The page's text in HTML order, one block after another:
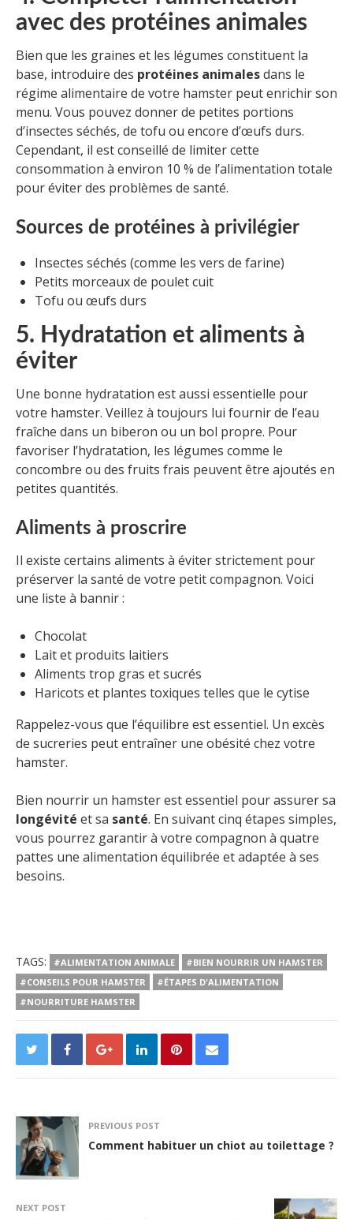
avec des protéines animales
Bien que les graines et les légumes constituent la
base, introduire des protéines animalesdans le
régime alimentaire de votre hamster peut enrichir son
menu. Vous pouvez donner de petites portions
d’insectes séchés, de tofu ou encore d’œufs durs.
Cependant, il est conseillé de limiter cette
consommation à environ 10 % de l’alimentation totale
pour éviter des problèmes de santé.
Sources de protéines à privilégier
Insectes séchés (comme les vers de farine)
Petits morceaux de poulet cuit
Tofu ou œufs durs
5. Hydratation et aliments à
éviter
Une bonne hydratation est aussi essentielle pour
votre hamster. Veillez à toujours lui fournir de l’eau
fraîche dans un biberon ou un bol propre. Pour
favoriser l’hydratation, les légumes comme le
concombre ou des fruits frais peuvent être ajoutés en
petites quantités.
Aliments à proscrire
Il existe certains aliments à éviter strictement pour
préserver la santé de votre petit compagnon. Voici
une liste à bannir :
Chocolat
Lait et produits laitiers
Aliments trop gras et sucrés
Haricots et plantes toxiques telles que le cytise
Rappelez-vous que l’équilibre est essentiel. Un excès
de sucreries peut entraîner une obésité chez votre
hamster.
Bien nourrir un hamster est essentiel pour assurer sa
longévité et sa santé. En suivant cinq étapes simples,
vous pourrez garantir à votre compagnon à quatre
pattes une alimentation équilibrée et adaptée à ses
besoins.
TAGS: #ALIMENTATION ANIMALE
#BIEN NOURRIR UN HAMSTER
#CONSEILS POUR HAMSTER
#ÉTAPES D'ALIMENTATION
#NOURRITURE HAMSTER
PREVIOUS POST
Comment habituer un chiot au toilettage ?
NEXT POST